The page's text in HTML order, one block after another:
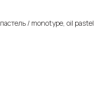
/ monotype, oil pastel